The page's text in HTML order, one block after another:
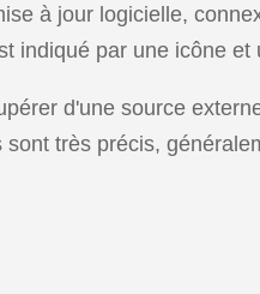
à jour logicielle,
indiqué par une icône et
d'une source
très précis,